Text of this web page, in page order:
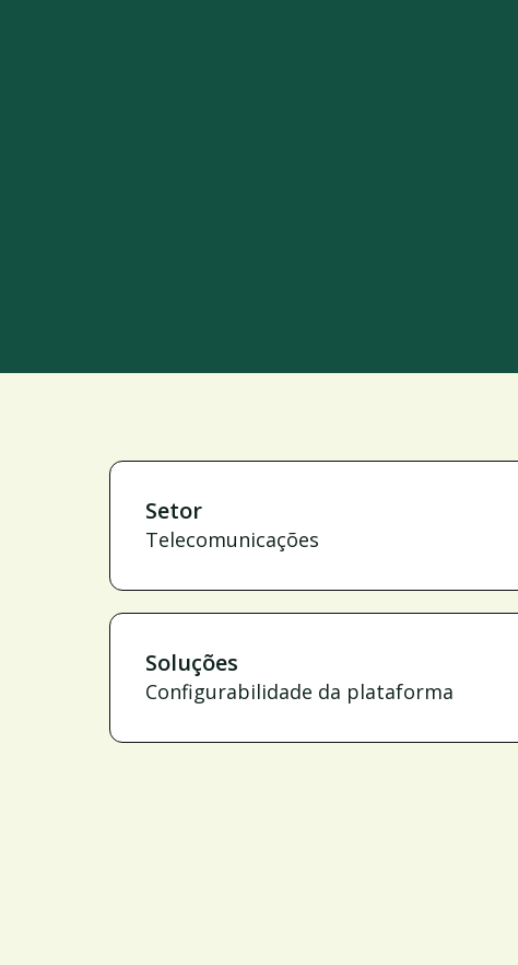
Setor
Telecomunicações
Soluções
Configurabilidade da plataforma